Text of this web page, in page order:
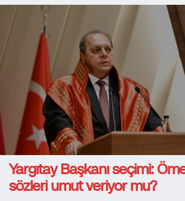
Yargıtay Başkanı seçimi:
sözleri umut veriyor mu?